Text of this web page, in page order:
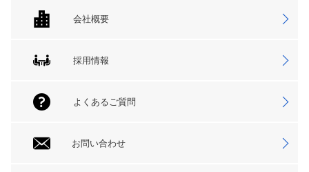
会社概要
採用情報
よくあるご質問
お問い合わせ